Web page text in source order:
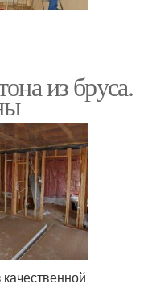
из бруса.